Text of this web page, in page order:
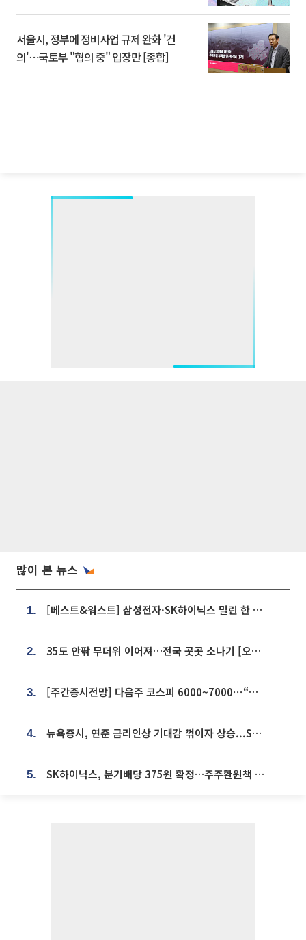
서울시, 정부에 정비사업 규제 완화 '건
의'⋯국토부 "협의 중" 입장만 [종합]
많이 본 뉴스
1. [베스트&워스트] 삼성전자·SK하이닉스 밀린 한 주…상상인증권은 85% 급등
2. 35도 안팎 무더위 이어져…전국 곳곳 소나기 [오늘 날씨]
3. [주간증시전망] 다음주 코스피 6000~7000⋯“外人 수급은 정책이 변수”
4. 뉴욕증시, 연준 금리인상 기대감 꺾이자 상승...S&P500 사상 최고치 [종합]
5. SK하이닉스, 분기배당 375원 확정…주주환원책 9월로 앞당겨 발표